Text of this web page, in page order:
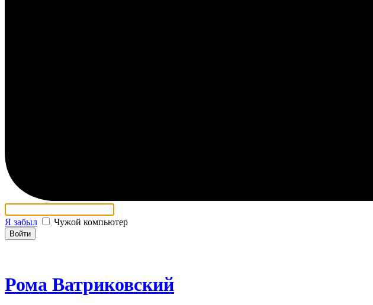
Я забыл Чужой компьютер
Войти
Рома Ватриковский